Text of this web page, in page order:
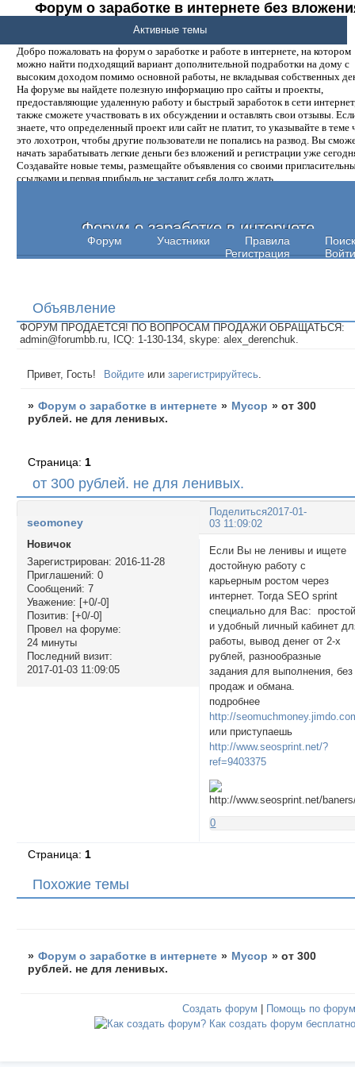
Форум о заработке в интернете без
денег.
Добро пожаловать на форум о заработке и работе в интернете, на котором
можно найти подходящий вариант дополнительной подработки на дому с
высоким доходом помимо основной работы, не вкладывая собственных
На форуме вы найдете полезную информацию про сайты и проекты,
предоставляющие удаленную работу и быстрый заработок в сети
также сможете участвовать в их обсуждении и оставлять свои отзывы.
знаете, что определенный проект или сайт не платит, то указывайте в теме
это лохотрон, чтобы другие пользователи не попались на развод. Вы
начать зарабатывать легкие деньги без вложений и регистрации уже
Создавайте новые темы, размещайте объявления со своими
ссылками и первая прибыль не заставит себя долго ждать.
Форум о заработке в интернете
Форум Участники Правила
Поиск
Регистрация
Войти
Активные темы
Объявление
ФОРУМ ПРОДАЕТСЯ! ПО ВОПРОСАМ ПРОДАЖИ ОБРАЩАТЬСЯ:
admin@forumbb.ru, ICQ: 1-130-134, skype: alex_derenchuk.
Привет, Гость! Войдите илизарегистрируйтесь
» Форум о заработке в интернете » Мусор »от 300
рублей. не для ленивых.
от 300 рублей. не для ленивых.
Страница: 1
Поделиться2017-01-
03 11:09:02
seomoney
Новичок
Зарегистрирован: 2016-11-28
Приглашений: 0
Сообщений: 7
Уважение: [+0/-0]
Позитив: [+0/-0]
Провел на форуме:
24 минуты
Последний визит:
2017-01-03 11:09:05
Если Вы не ленивы и ищете
достойную работу с
карьерным ростом через
интернет. Тогда SEO sprint
специально для Вас:
и удобный личный кабинет
работы, вывод денег от 2-х
рублей, разнообразные
задания для выполнения, без
продаж и обмана.
подробнее
http://
или приступаешь
http://www.seosprint.net/?
ref=9403375
0
Страница: 1
Похожие темы
» Форум о заработке в интернете » Мусор »от 300
рублей. не для ленивых.
Создать форум Помощь по